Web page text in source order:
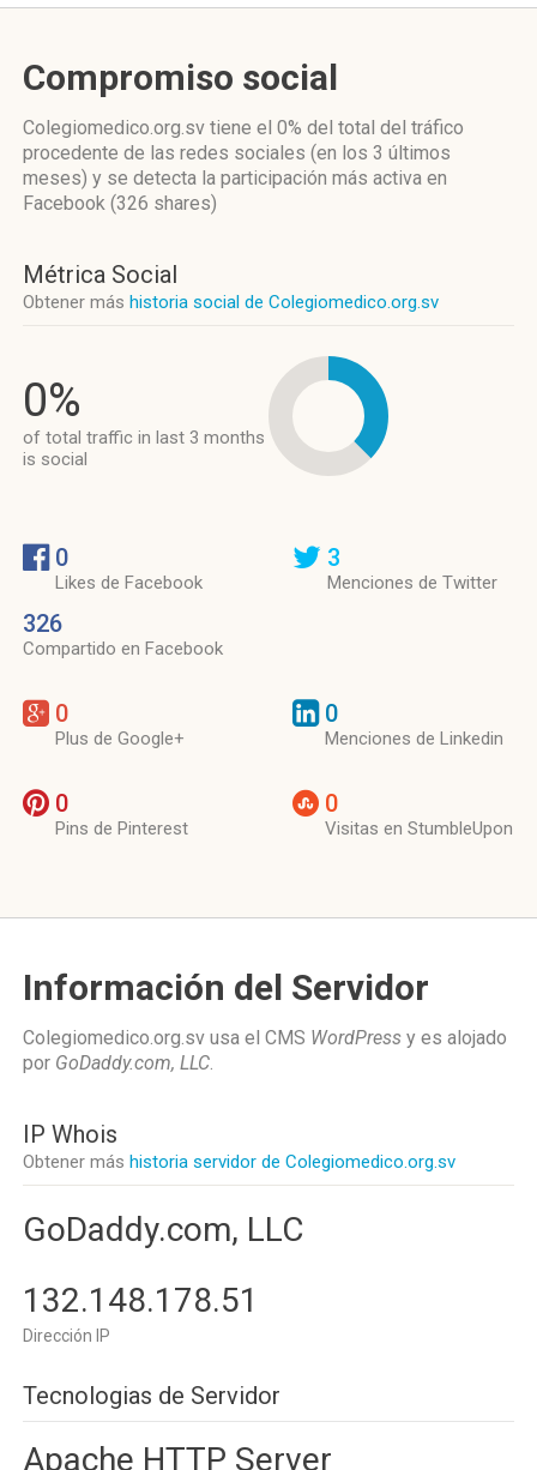
Compromiso social
Colegiomedico.org.sv tiene el 0% del total del tráfico
procedente de las redes sociales (en los 3 últimos
meses) y se detecta la participación más activa en
Facebook (326 shares)
Métrica Social
Obtener más historia social de Colegiomedico.org.sv
0%
of total traffic in last 3 months
is social
0
Likes de Facebook
326
Compartido en Facebook
3
Menciones de Twitter
0
Plus de Google+
0
Menciones de Linkedin
0
Pins de Pinterest
0
Visitas en StumbleUpon
Información del Servidor
Colegiomedico.org.sv usa el CMS WordPress y es alojado
por GoDaddy.com, LLC.
IP Whois
Obtener más historia servidor de Colegiomedico.org.sv
GoDaddy.com, LLC
132.148.178.51
Dirección IP
Tecnologias de Servidor
Apache HTTP Server